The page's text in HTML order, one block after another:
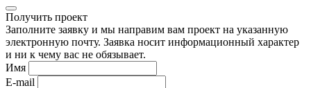
Получить проект
Заполните заявку и мы направим вам проект на указанную
электронную почту. Заявка носит информационный характер
и ни к чему вас не обязывает.
Имя
E-mail